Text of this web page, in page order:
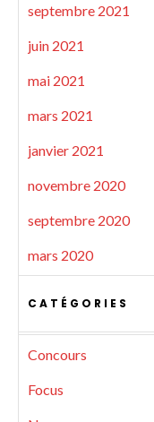
septembre 2021
juin 2021
mai 2021
mars 2021
janvier 2021
novembre 2020
septembre 2020
mars 2020
CATÉGORIES
Concours
Focus